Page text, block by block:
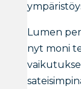
Lumen
nyt moni